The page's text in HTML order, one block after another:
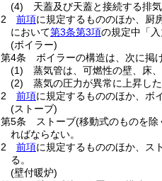
(4)
天蓋及び天蓋と接続する排
2
前項に規定するもののほか、厨
において第3条第3項の規定中「
(ボイラー)
第4条
ボイラーの構造は、次に掲
(1)
蒸気管は、可燃性の壁、床
(2)
蒸気の圧力が異常に上昇し
2
前項に規定するもののほか、ボ
(ストーブ)
第5条
ストーブ(移動式のものを除
ればならない。
2
前項に規定するもののほか、ス
る。
(壁付暖炉)